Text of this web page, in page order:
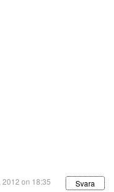
2012 on 18:35 Svara